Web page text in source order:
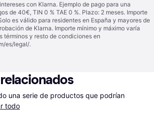
con Klarna. Ejemplo de pago para una
de 40€, TIN 0 % TAE 0 %. Plazo: 2 meses. Importe
es válido para residentes en España y mayores de
de Klarna. Importe mínimo y máximo varía
términos y resto de condiciones en
es/legal/.
una serie de productos que podrían
todo